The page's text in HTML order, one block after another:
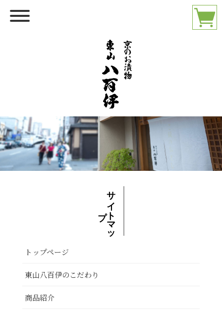
サ
イ
マ
ッ
トップページ
東山八百伊のこだわり
商品紹介